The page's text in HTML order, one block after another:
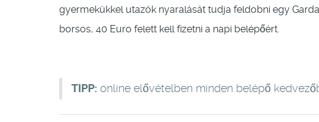
gyermekükkel utazók nyaralását tudja feldobni egy
borsos, 40 Euro felett kell fizetni a napi belépőért.
TIPP: online elővételben minden belépő